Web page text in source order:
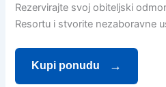
Rezervirajte svoj obiteljski
Resortu i stvorite nezaboravne
Kupi ponudu